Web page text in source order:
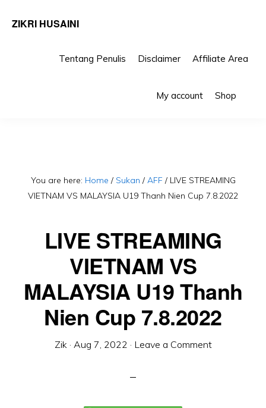
ZIKRI HUSAINI
Tentang Penulis Disclaimer Affiliate Area
My account Shop
You are here: Home / Sukan / AFF /LIVE STREAMING
VIETNAM VS MALAYSIA U19 Thanh Nien Cup 7.8.2022
LIVE STREAMING
VIETNAM VS
MALAYSIA U19 Thanh
Nien Cup 7.8.2022
Zik· Aug 7, 2022 · Leave a Comment